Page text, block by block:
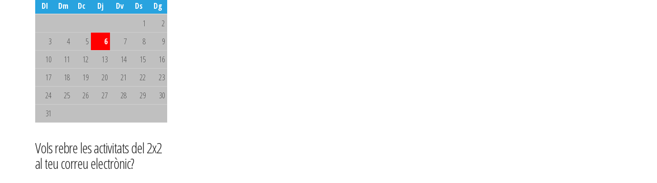
Dl
Dm Dc Dj Dv Ds
Dg
1
2
3
4 5 6 7 8
9
10
11 12 13 14 15
16
17
18 19 20 21 22
23
24
25 26 27 28 29
30
31
Vols rebre les activitats del 2x2
al teu correu electrònic?